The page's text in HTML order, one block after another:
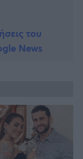
του
News